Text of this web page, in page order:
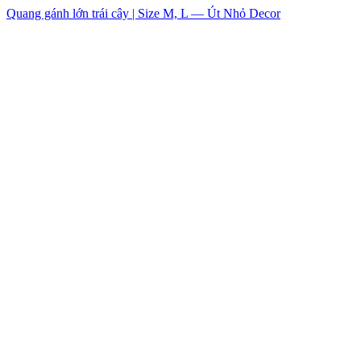
Quang gánh lớn trái cây | Size M, L — Út Nhỏ Decor